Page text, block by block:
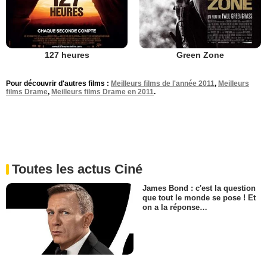
127 heures Green Zone
Pour découvrir d'autres films : Meilleurs films de l'année 2011, Meilleurs
films Drame, Meilleurs films Drame en 2011.
Toutes les actus Ciné
James Bond : c'est la question
que tout le monde se pose ! Et
on a la réponse…